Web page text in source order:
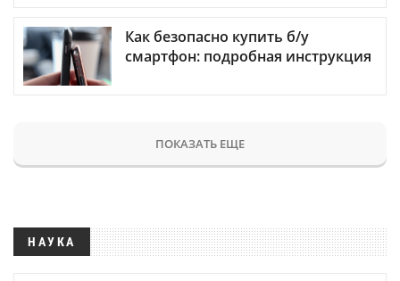
Как безопасно купить б/у
смартфон: подробная инструкция
ПОКАЗАТЬ ЕЩЕ
НАУКА